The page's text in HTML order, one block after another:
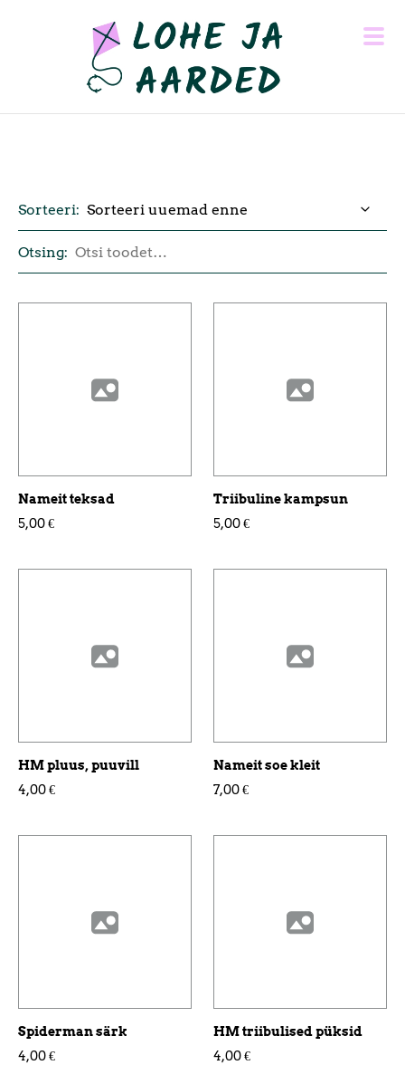
Sorteeri:
Otsing:
Nameit teksad
5,00 €
Triibuline kampsun
5,00 €
HM pluus, puuvill
4,00 €
Nameit soe kleit
7,00 €
Spiderman särk
4,00 €
HM triibulised püksid
4,00 €